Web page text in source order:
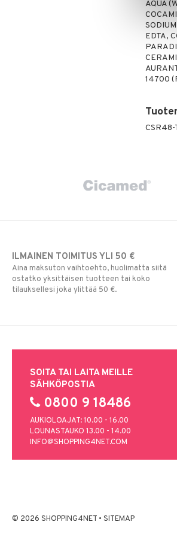
AQUA
EDTA,
14700
CSR48-
ILMAINEN TOIMITUS YLI 50 €
Aina maksuton vaihtoehto, huolimatta siitä
ostatko yksittäisen tuotteen tai koko
tilauksellesi joka ylittää 50 €.
SOITA TAI LAITA MEILLE
SÄHKÖPOSTIA
0800 9 18486
AUKIOLOAJAT: 10.00 - 16.00
LOUNASTAUKO 13.00 - 14.00
INFO@SHOPPING4NET.COM
© 2026 SHOPPING4NET • SITEMAP